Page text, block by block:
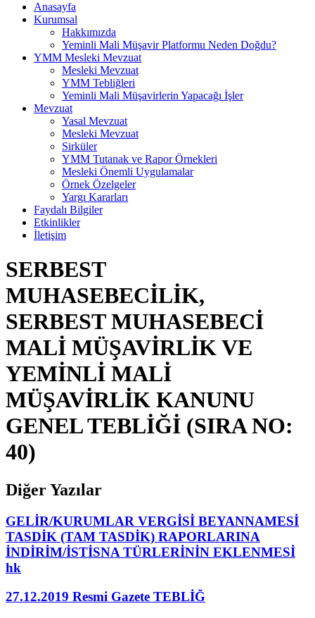
Anasayfa
Kurumsal
Hakkımızda
Yeminli Mali Müşavir Platformu Neden Doğdu?
YMM Mesleki Mevzuat
Mesleki Mevzuat
YMM Tebliğleri
Yeminli Mali Müşavirlerin Yapacağı İşler
Mevzuat
Yasal Mevzuat
Mesleki Mevzuat
Sirküler
YMM Tutanak ve Rapor Örnekleri
Mesleki Önemli Uygulamalar
Örnek Özelgeler
Yargı Kararları
Faydalı Bilgiler
Etkinlikler
İletişim
SERBEST
MUHASEBECİLİK,
SERBEST MUHASEBECİ
MALİ MÜŞAVİRLİK VE
YEMİNLİ MALİ
MÜŞAVİRLİK KANUNU
GENEL TEBLİĞİ (SIRA NO:
40)
Diğer Yazılar
GELİR/KURUMLAR VERGİSİ BEYANNAMESİ
TASDİK (TAM TASDİK) RAPORLARINA
İNDİRİM/İSTİSNA TÜRLERİNİN EKLENMESİ
hk
27.12.2019 Resmi Gazete TEBLİĞ